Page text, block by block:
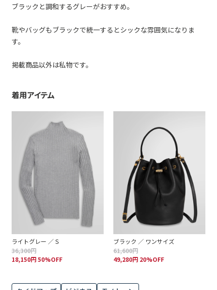
ブラックと調和するグレーがおすすめ。
靴やバッグもブラックで統一するとシックな雰囲気になりま
す。
掲載商品以外は私物です。
着用アイテム
ライトグレー ／ S
36,300円
18,150円 50%OFF
ブラック ／ ワンサイズ
61,600円
49,280円 20%OFF